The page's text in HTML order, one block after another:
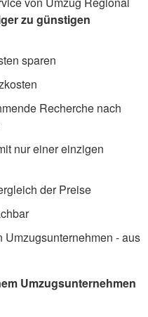
zu günstigen
sparen
Recherche nach
nur einer einzigen
der Preise
- aus
Umzugsunternehmen